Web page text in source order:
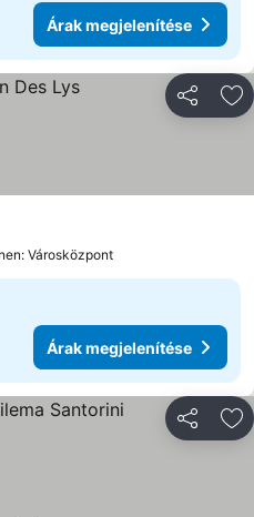
Árak megjelenítése
Városközpont
Árak megjelenítése